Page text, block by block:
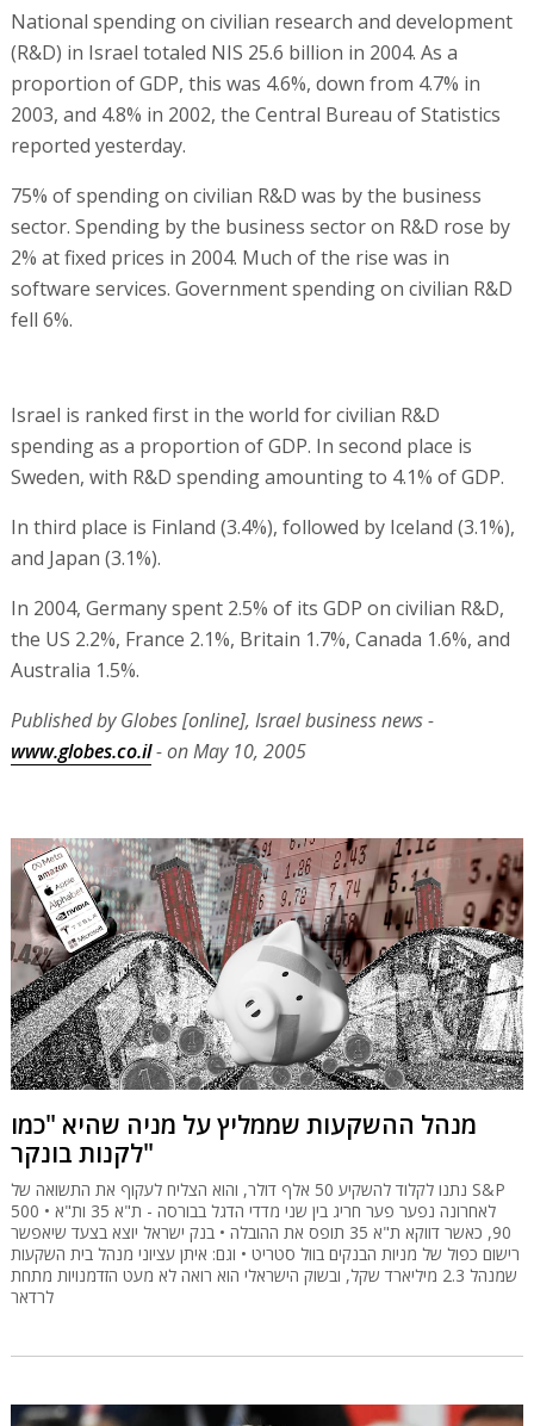
National spending on civilian research and development
(R&D) in Israel totaled NIS 25.6 billion in 2004. As a
proportion of GDP, this was 4.6%, down from 4.7% in
2003, and 4.8% in 2002, the Central Bureau of Statistics
reported yesterday.
75% of spending on civilian R&D was by the business
sector. Spending by the business sector on R&D rose by
2% at fixed prices in 2004. Much of the rise was in
software services. Government spending on civilian R&D
fell 6%.
Israel is ranked first in the world for civilian R&D
spending as a proportion of GDP. In second place is
Sweden, with R&D spending amounting to 4.1% of GDP.
In third place is Finland (3.4%), followed by Iceland (3.1%),
and Japan (3.1%).
In 2004, Germany spent 2.5% of its GDP on civilian R&D,
the US 2.2%, France 2.1%, Britain 1.7%, Canada 1.6%, and
Australia 1.5%.
Published by Globes [online], Israel business news -
www.globes.co.il- on May 10, 2005
מנהל ההשקעות שממליץ על מניה שהיא "כמו
לקנות בונקר"
נתנו לקלוד להשקיע 50 אלף דולר, והוא הצליח לעקוף את התשואה של S&P
500 • לאחרונה נפער פער חריג בין שני מדדי הדגל בבורסה - ת"א 35 ות"א
90, כאשר דווקא ת"א 35 תופס את ההובלה • בנק ישראל יוצא בצעד שיאפשר
רישום כפול של מניות הבנקים בוול סטריט • וגם: איתן עציוני מנהל בית השקעות
שמנהל 2.3 מיליארד שקל, ובשוק הישראלי הוא רואה לא מעט הזדמנויות מתחת
לרדאר